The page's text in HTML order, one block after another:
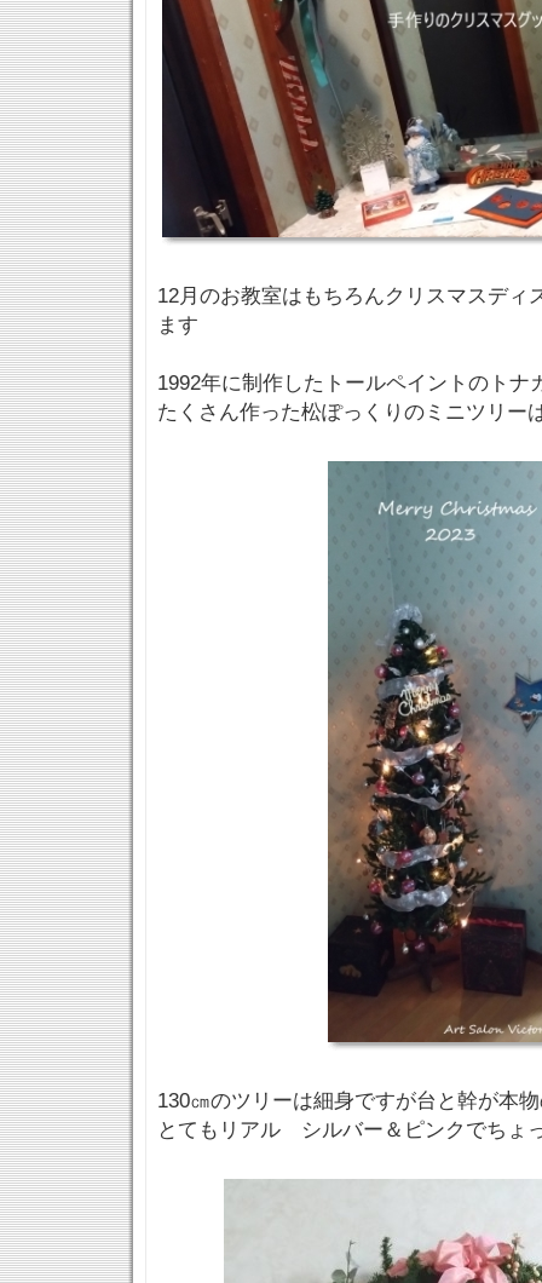
12月のお教室はもちろんクリスマスディ
ます
1992年に制作したトールペイントのトナ
たくさん作った松ぽっくりのミニツリー
130㎝のツリーは細身ですが台と幹が本
とてもリアル シルバー＆ピンクでちょ